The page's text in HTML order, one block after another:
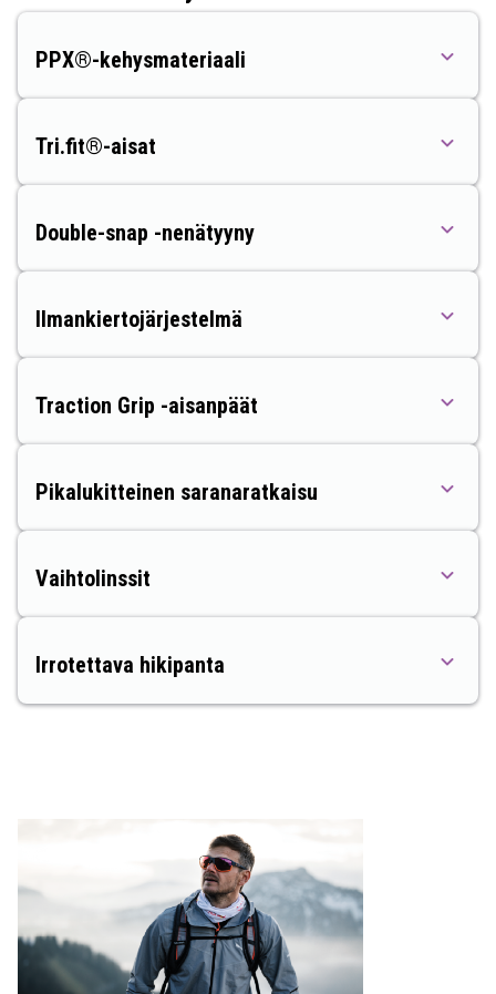
PPX®-kehysmateriaali
Tri.fit®-aisat
Double-snap -nenätyyny
Ilmankiertojärjestelmä
Traction Grip -aisanpäät
Pikalukitteinen saranaratkaisu
Vaihtolinssit
Irrotettava hikipanta